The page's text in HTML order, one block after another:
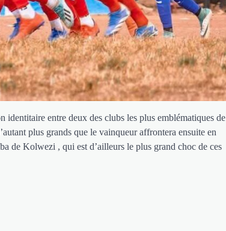
identitaire entre deux des clubs les plus emblématiques de
plus grands que le vainqueur affrontera ensuite en
de Kolwezi , qui est d’ailleurs le plus grand choc de ces